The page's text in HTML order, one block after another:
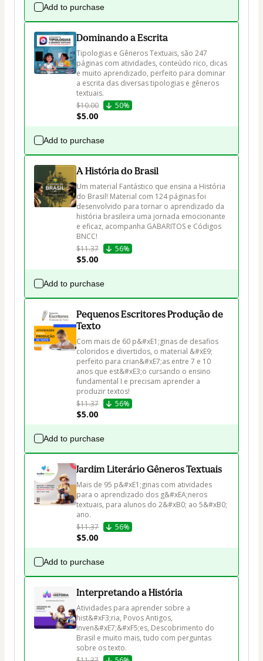
Add to purchase
Dominando a Escrita
Tipologias e Gêneros Textuais, são 247
páginas com atividades, conteúdo rico, dicas
e muito aprendizado, perfeito para dominar
a escrita das diversas tipologias e gêneros
textuais.
$10.00
50%
$5.00
Add to purchase
A História do Brasil
Um material Fantástico que ensina a História
do Brasil! Material com 124 páginas foi
desenvolvido para tornar o aprendizado da
história brasileira uma jornada emocionante
e eficaz, acompanha GABARITOS e Códigos
BNCC!
$11.37
56%
$5.00
Add to purchase
Pequenos Escritores Produção de
Texto
Com mais de 60 p&#xE1;ginas de desafios
coloridos e divertidos, o material &#xE9;
perfeito para crian&#xE7;as entre 7 e 10
anos que est&#xE3;o cursando o ensino
fundamental I e precisam aprender a
produzir textos!
$11.37
56%
$5.00
Add to purchase
Jardim Literário Gêneros Textuais
Mais de 95 p&#xE1;ginas com atividades
para o aprendizado dos g&#xEA;neros
textuais, para alunos do 2&#xB0; ao 5&#xB0;
ano.
$11.37
56%
$5.00
Add to purchase
Interpretando a História
Atividades para aprender sobre a
hist&#xF3;ria, Povos Antigos,
Inven&#xE7;&#xF5;es, Descobrimento do
Brasil e muito mais, tudo com perguntas